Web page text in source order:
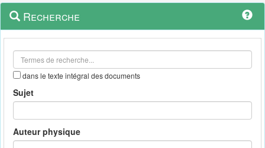
Navigation
outils
Menu
contextuel
Recherche
dans le texte intégral des documents
Sujet
Auteur physique